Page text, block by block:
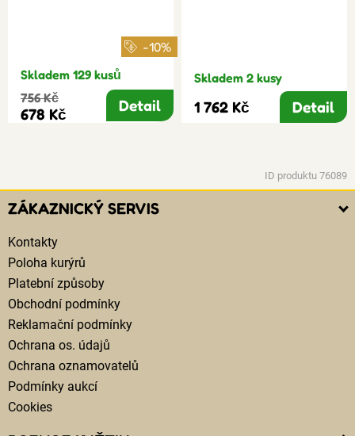
-10%
Skladem 129 kusů
756 Kč
678 Kč Detail
Skladem 2 kusy
1 762 Kč Detail
ID produktu 76089
ZÁKAZNICKÝ SERVIS
Kontakty
Poloha kurýrů
Platební způsoby
Obchodní podmínky
Reklamační podmínky
Ochrana os. údajů
Ochrana oznamovatelů
Podmínky aukcí
Cookies